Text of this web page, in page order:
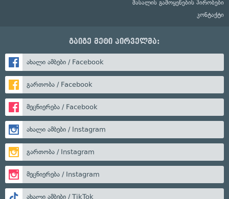
მასალის გამოყენების პირობები
კონტაქტი
გაიგე მეტი პირველმა:
ახალი ამბები / Facebook
გართობა / Facebook
მეცნიერება / Facebook
ახალი ამბები / Instagram
გართობა / Instagram
მეცნიერება / Instagram
ახალი ამბები / TikTok